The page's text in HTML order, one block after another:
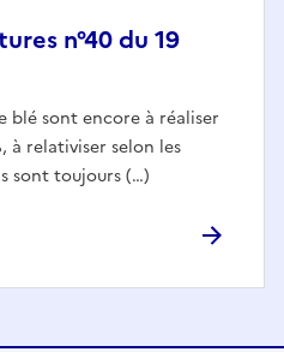
n°40 du 19
blé sont encore à réaliser
à relativiser selon les
sont toujours (…)